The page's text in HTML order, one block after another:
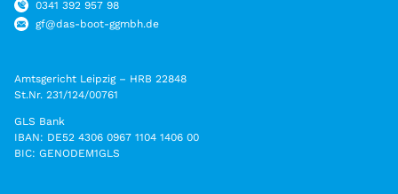
0341 392 957 98
gf@das-boot-ggmbh.de
Amtsgericht Leipzig – HRB 22848
St.Nr. 231/124/00761
GLS Bank
IBAN: DE52 4306 0967 1104 1406 00
BIC: GENODEM1GLS